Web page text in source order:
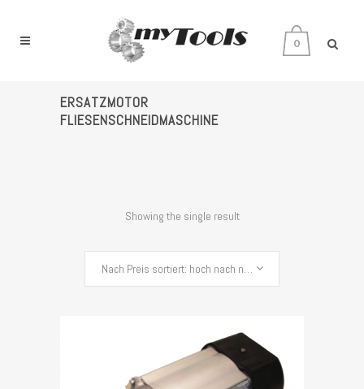
0
ERSATZMOTOR
FLIESENSCHNEIDMASCHINE
Showing the single result
Nach Preis sortiert: hoch nach niedrig